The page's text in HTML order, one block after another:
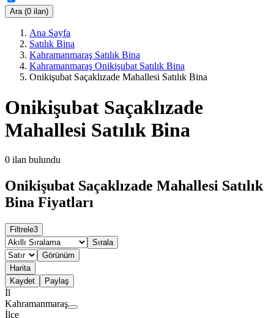
Ara (0 ilan)
Ana Sayfa
Satılık Bina
Kahramanmaraş Satılık Bina
Kahramanmaraş Onikişubat Satılık Bina
Onikişubat Saçaklızade Mahallesi Satılık Bina
Onikişubat Saçaklızade
Mahallesi Satılık Bina
0 ilan bulundu
Onikişubat Saçaklızade Mahallesi Satılık
Bina Fiyatları
Filtrele3
Sırala
Görünüm
Harita
Kaydet
Paylaş
İl
Kahramanmaraş
İlçe